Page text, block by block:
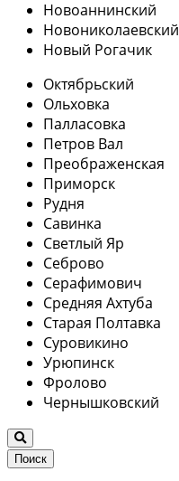
Новоаннинский
Новониколаевский
Новый Рогачик
Октябрьский
Ольховка
Палласовка
Петров Вал
Преображенская
Приморск
Рудня
Савинка
Светлый Яр
Себрово
Серафимович
Средняя Ахтуба
Старая Полтавка
Суровикино
Урюпинск
Фролово
Чернышковский
Поиск